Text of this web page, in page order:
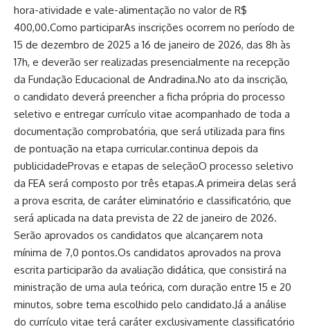
hora-atividade e vale-alimentação no valor de R$
400,00.Como participarAs inscrições ocorrem no período de
15 de dezembro de 2025 a 16 de janeiro de 2026, das 8h às
17h, e deverão ser realizadas presencialmente na recepção
da Fundação Educacional de Andradina.No ato da inscrição,
o candidato deverá preencher a ficha própria do processo
seletivo e entregar currículo vitae acompanhado de toda a
documentação comprobatória, que será utilizada para fins
de pontuação na etapa curricular.continua depois da
publicidadeProvas e etapas de seleçãoO processo seletivo
da FEA será composto por três etapas.A primeira delas será
a prova escrita, de caráter eliminatório e classificatório, que
será aplicada na data prevista de 22 de janeiro de 2026.
Serão aprovados os candidatos que alcançarem nota
mínima de 7,0 pontos.Os candidatos aprovados na prova
escrita participarão da avaliação didática, que consistirá na
ministração de uma aula teórica, com duração entre 15 e 20
minutos, sobre tema escolhido pelo candidato.Já a análise
do currículo vitae terá caráter exclusivamente classificatório